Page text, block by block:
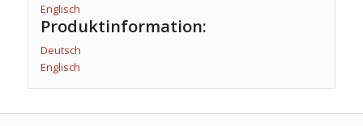
Englisch
Produktinformation:
Deutsch
Englisch